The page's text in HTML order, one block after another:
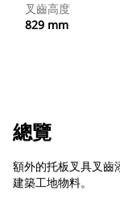
叉齒高度
829 mm
總覽
額外的托板叉具叉齒
建築工地物料。